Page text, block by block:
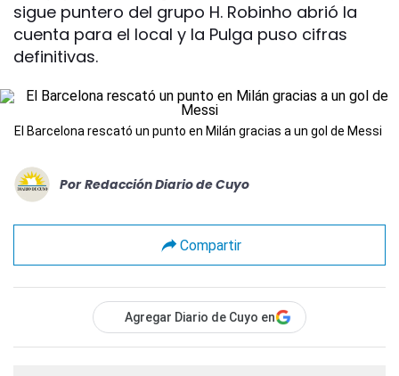
sigue puntero del grupo H. Robinho abrió la
cuenta para el local y la Pulga puso cifras
definitivas.
El Barcelona rescató un punto en Milán gracias a un gol de Messi
Por Redacción Diario de Cuyo
Compartir
Agregar Diario de Cuyo en